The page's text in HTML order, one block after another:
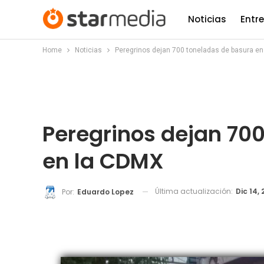
Noticias
Home Noticias Peregrinos dejan 700 toneladas de basura en
Peregrinos dejan
en la CDMX
Por: Eduardo Lopez Última actualización: Dic 14,